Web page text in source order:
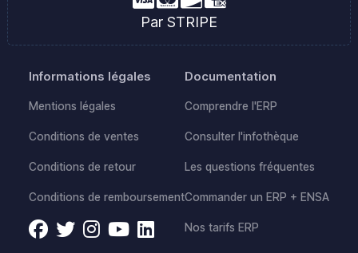
Par STRIPE
Informations légales
Mentions légales
Conditions de ventes
Conditions de retour
Conditions de remboursement
Documentation
Comprendre l'ERP
Consulter l'infothèque
Les questions fréquentes
Commander un ERP + ENSA
Nos tarifs ERP